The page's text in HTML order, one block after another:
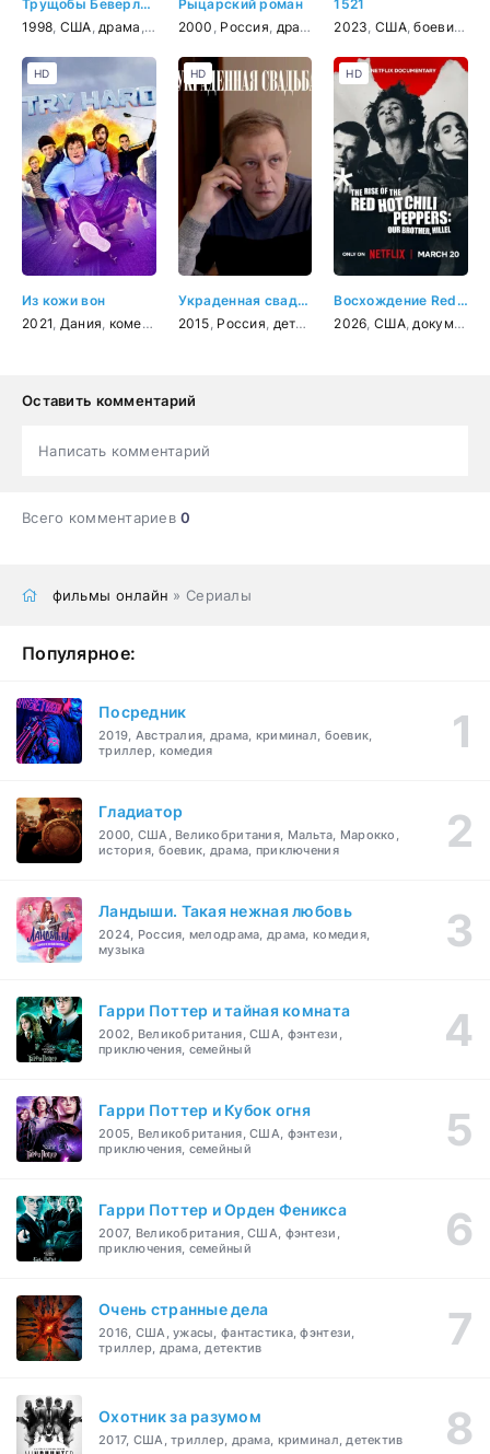
Трущобы Беверли Хиллз
1998 США драма комедия
Рыцарский роман
2000 Россия драма
1521
2023 США,боевик ,
Из кожи вон
2021 Дания комедия
HD
Украденная свадьба
2015 Россия детектив ,мелодрама
HD
Восхождение Red Hot Chili Peppers: Наш брат Хиллел
2026 США, документальный
HD
Оставить комментарий
Написать комментарий
Всего комментариев0
фильмы онлайн » Сериалы
Популярное:
Посредник
2019, Австралия, драма, криминал, боевик,
триллер, комедия
Гладиатор
2000, США, Великобритания, Мальта, Марокко,
история, боевик, драма, приключения
Ландыши. Такая нежная любовь
2024, Россия, мелодрама, драма, комедия,
музыка
Гарри Поттер и тайная комната
2002, Великобритания, США, фэнтези,
приключения, семейный
Гарри Поттер и Кубок огня
2005, Великобритания, США, фэнтези,
приключения, семейный
Гарри Поттер и Орден Феникса
2007, Великобритания, США, фэнтези,
приключения, семейный
Очень странные дела
2016, США, ужасы, фантастика, фэнтези,
триллер, драма, детектив
Охотник за разумом
2017, США, триллер, драма, криминал, детектив